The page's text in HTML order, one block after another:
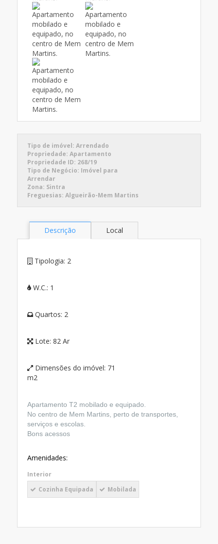
Tipo de imóvel: Arrendado
Propriedade: Apartamento
Propriedade ID: 268/19
Tipo de Negócio: Imóvel para
Arrendar
Zona: Sintra
Freguesias: Algueirão-Mem Martins
Descrição Local
Tipologia: 2
W.C.: 1
Quartos: 2
Lote: 82 Ar
Dimensões do imóvel: 71
m2
Apartamento T2 mobilado e equipado.
No centro de Mem Martins, perto de transportes,
serviços e escolas.
Bons acessos
Amenidades:
Interior
Cozinha Equipada
Mobilada